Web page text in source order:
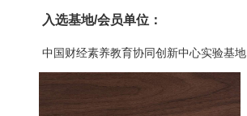
入选基地/会员单位：
中国财经素养教育协同创新中心实验基地